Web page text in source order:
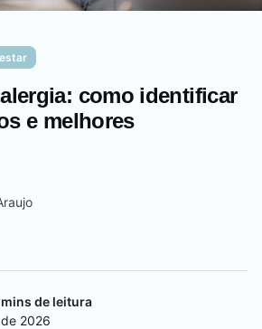
Saúde do homem
como identificar
e melhores
de leitura
2026